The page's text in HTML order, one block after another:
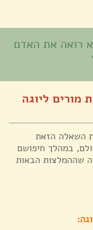
רואה את האדם
מורים ליוגה
השאלה הזאת
במהלך חיפושם
שההמלצות הבאות